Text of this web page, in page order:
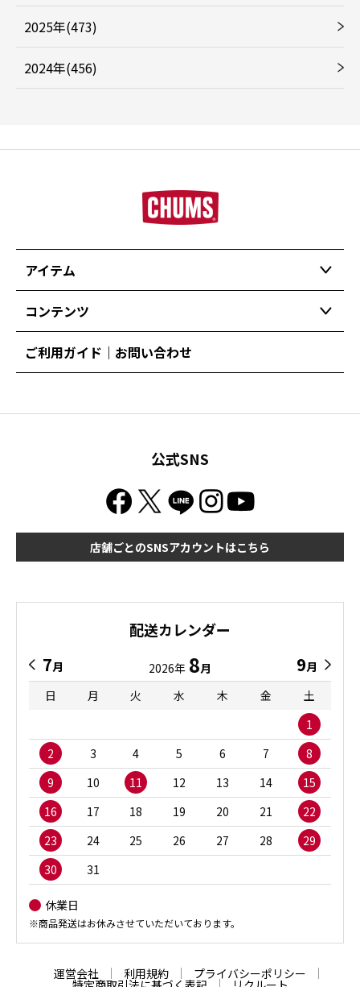
2025年(473)
2024年(456)
アイテム
コンテンツ
ご利用ガイド｜お問い合わせ
公式SNS
店舗ごとのSNSアカウントはこちら
配送カレンダー
7月 2026年 8月 9月
日
月 火 水 木 金
土
1
2
3 4 5 6 7
8
9
10 11 12 13 14
15
16
17 18 19 20 21
22
23
24 25 26 27 28
29
30
31
休業日
※商品発送はお休みさせていただいております。
運営会社 利用規約 プライバシーポリシー